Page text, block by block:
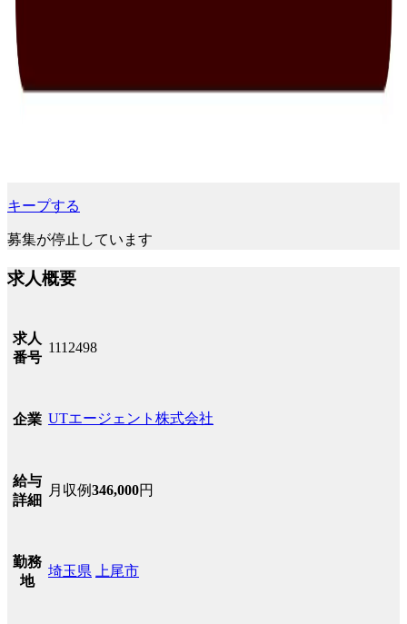
キープする
募集が停止しています
求人概要
求人
番号
1112498
企業 UTエージェント株式会社
給与
詳細
月収例346,000円
勤務
地
埼玉県 上尾市